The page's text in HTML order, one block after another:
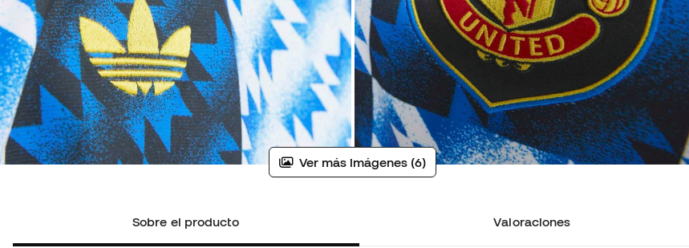
Ver más imágenes (6)
Sobre el producto Valoraciones